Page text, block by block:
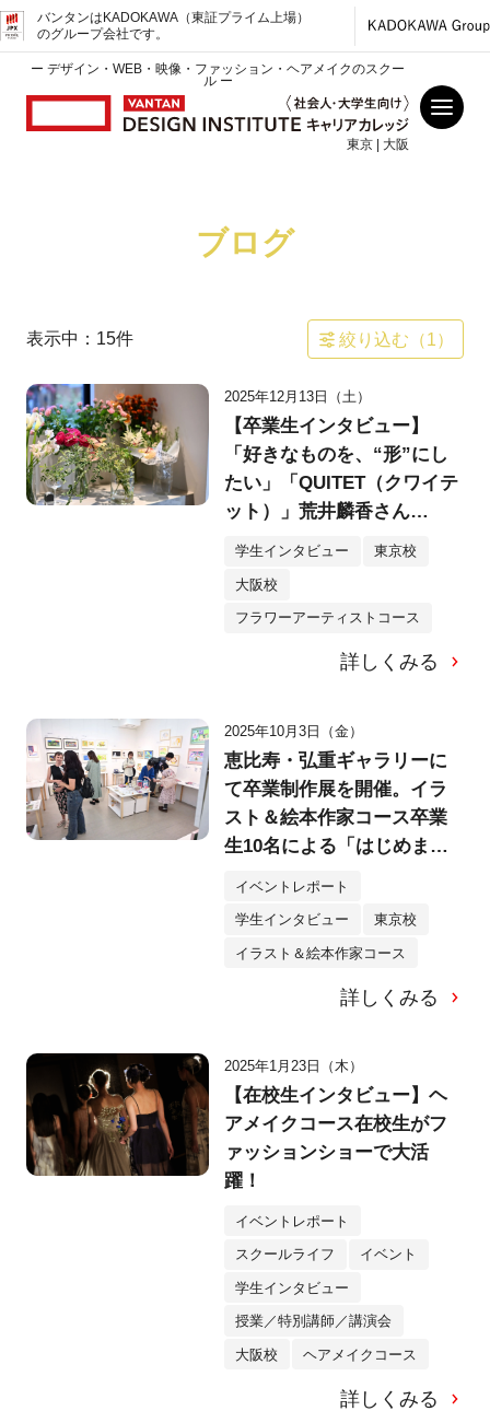
バンタンはKADOKAWA（東証プライム上場）
のグループ会社です。
ー デザイン・WEB・映像・ファッション・ヘアメイクのスクー
ル ー
東京 | 大阪
ブログ
表示中： 15件 絞り込む（1）
2025年12月13日（土）
【卒業生インタビュー】
「好きなものを、“形”にし
たい」「QUITET（クワイテ
ット）」荒井麟香さん
（25）
学生インタビュー 東京校
大阪校
フラワーアーティストコース
詳しくみる
2025年10月3日（金）
恵比寿・弘重ギャラリーに
て卒業制作展を開催。イラ
スト＆絵本作家コース卒業
生10名による「はじめまし
イベントレポート
学生インタビュー 東京校
イラスト＆絵本作家コース
詳しくみる
2025年1月23日（木）
【在校生インタビュー】ヘ
アメイクコース在校生がフ
ァッションショーで大活
躍！
イベントレポート
スクールライフ イベント
学生インタビュー
授業／特別講師／講演会
大阪校 ヘアメイクコース
詳しくみる